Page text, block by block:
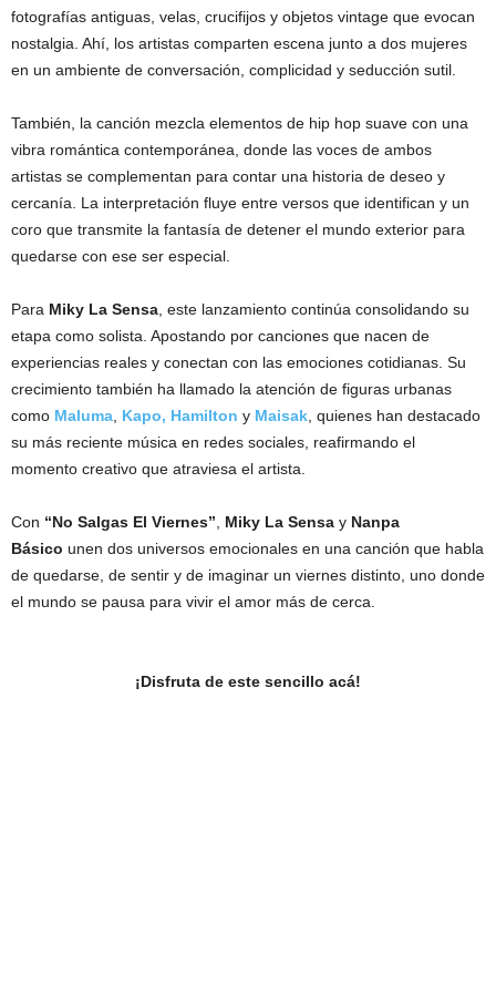
fotografías antiguas, velas, crucifijos y objetos vintage que evocan
nostalgia. Ahí, los artistas comparten escena junto a dos mujeres
en un ambiente de conversación, complicidad y seducción sutil.
También, la canción mezcla elementos de hip hop suave con una
vibra romántica contemporánea, donde las voces de ambos
artistas se complementan para contar una historia de deseo y
cercanía. La interpretación fluye entre versos que identifican y un
coro que transmite la fantasía de detener el mundo exterior para
quedarse con ese ser especial.
Para Miky La Sensa , este lanzamiento continúa consolidando su
etapa como solista. Apostando por canciones que nacen de
experiencias reales y conectan con las emociones cotidianas. Su
crecimiento también ha llamado la atención de figuras urbanas
como Maluma Kapo, Hamilton y Maisak , quienes han destacado
su más reciente música en redes sociales, reafirmando el
momento creativo que atraviesa el artista.
Con “No Salgas El Viernes” Miky La Sensa y Nanpa
Básico unen dos universos emocionales en una canción que habla
de quedarse, de sentir y de imaginar un viernes distinto, uno donde
el mundo se pausa para vivir el amor más de cerca.
¡Disfruta de este sencillo acá!